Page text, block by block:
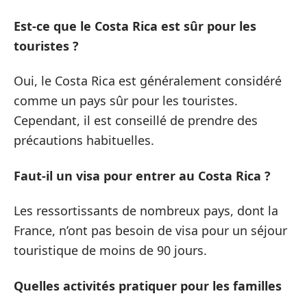
Est-ce que le Costa Rica est sûr pour les
touristes ?
Oui, le Costa Rica est généralement considéré
comme un pays sûr pour les touristes.
Cependant, il est conseillé de prendre des
précautions habituelles.
Faut-il un visa pour entrer au Costa Rica ?
Les ressortissants de nombreux pays, dont la
France, n’ont pas besoin de visa pour un séjour
touristique de moins de 90 jours.
Quelles activités pratiquer pour les familles